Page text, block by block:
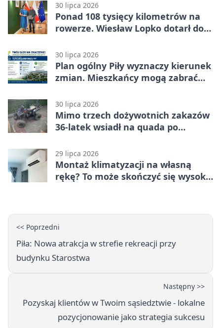
30 lipca 2026
Ponad 108 tysięcy kilometrów na
rowerze. Wiesław Lopko dotarł do
30 lipca 2026
Plan ogólny Piły wyznaczy kierunek
zmian. Mieszkańcy mogą zabrać
30 lipca 2026
Mimo trzech dożywotnich zakazów
36-latek wsiadł na quada po
29 lipca 2026
Montaż klimatyzacji na własną
rękę? To może skończyć się wysoką
<< Poprzedni
Piła: Nowa atrakcja w strefie rekreacji przy
budynku Starostwa
Następny >>
Pozyskaj klientów w Twoim sąsiedztwie - lokalne
pozycjonowanie jako strategia sukcesu